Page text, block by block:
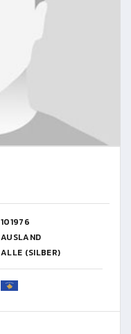
101976
AUSLAND
ALLE (SILBER)